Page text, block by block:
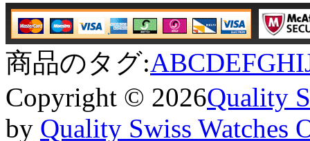
商品のタグ:ABCDEFGHI
Copyright © 2026Quality
by Quality Swiss Watches